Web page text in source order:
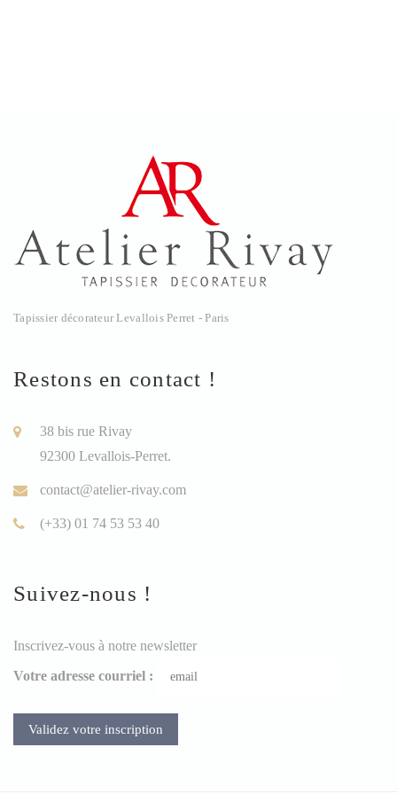
Tapissier décorateur Levallois Perret - Paris
Restons en contact !
38 bis rue Rivay
92300 Levallois-Perret.
contact@atelier-rivay.com
(+33) 01 74 53 53 40
Suivez-nous !
Inscrivez-vous à notre newsletter
Votre adresse courriel :